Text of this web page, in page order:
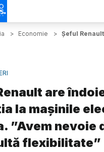
> Economie > Şeful
are
la mașinile
”Avem nevoie
flexibilitate”